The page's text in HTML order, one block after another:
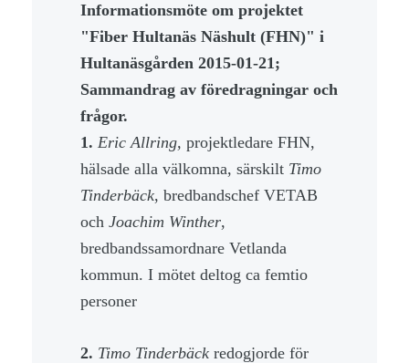
Informationsmöte om projektet
"Fiber Hultanäs Näshult (FHN)" i
Hultanäsgården 2015-01-21;
Sammandrag av föredragningar och
frågor.
1. Eric Allring, projektledare FHN,
hälsade alla välkomna, särskilt Timo
Tinderbäck, bredbandschef VETAB
och Joachim Winther,
bredbandssamordnare Vetlanda
kommun. I mötet deltog ca femtio
personer
2. Timo Tinderbäck redogjorde för